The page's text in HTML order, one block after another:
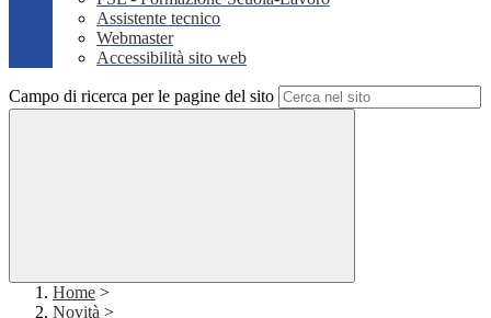
Assistente tecnico
Webmaster
Accessibilità sito web
Campo di ricerca per le pagine del sito
Home >
Novità >